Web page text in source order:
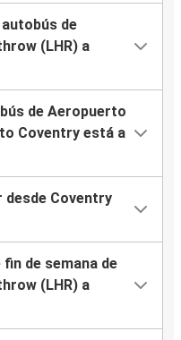
de
(LHR) a
de Aeropuerto
Coventry está a
desde Coventry
de semana de
(LHR) a